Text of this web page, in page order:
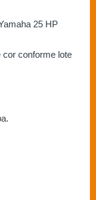
25 HP
conforme lote